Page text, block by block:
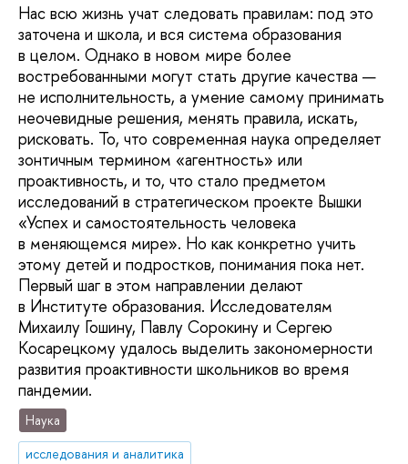
Нас всю жизнь учат следовать правилам: под это
заточена и школа, и вся система образования
в целом. Однако в новом мире более
востребованными могут стать другие качества —
не исполнительность, а умение самому принимать
неочевидные решения, менять правила, искать,
рисковать. То, что современная наука определяет
зонтичным термином «агентность» или
проактивность, и то, что стало предметом
исследований в стратегическом проекте Вышки
«Успех и самостоятельность человека
в меняющемся мире». Но как конкретно учить
этому детей и подростков, понимания пока нет.
Первый шаг в этом направлении делают
в Институте образования. Исследователям
Михаилу Гошину, Павлу Сорокину и Сергею
Косарецкому удалось выделить закономерности
развития проактивности школьников во время
пандемии.
Наука
исследования и аналитика